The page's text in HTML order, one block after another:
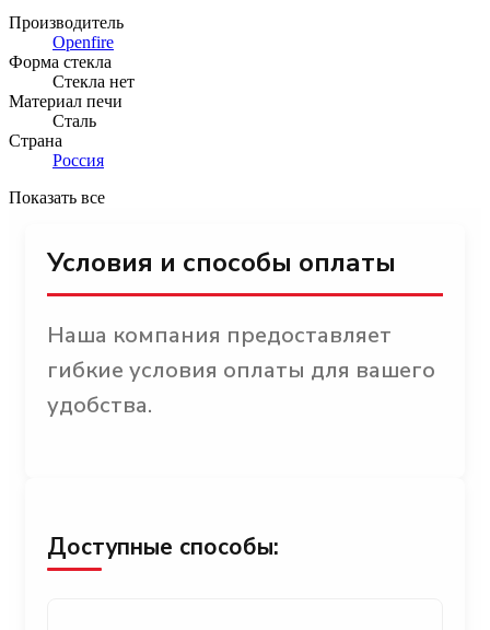
Производитель
Openfire
Форма стекла
Стекла нет
Материал печи
Сталь
Страна
Россия
Показать все
Условия и способы оплаты
Наша компания предоставляет
гибкие условия оплаты для вашего
удобства.
Доступные способы: